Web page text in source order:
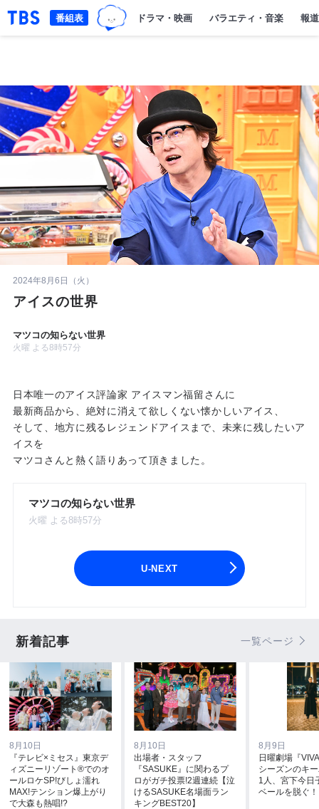
「TBSテレビ｜ときめくときを。」トップページ
ドラマ・映画 バラエティ・音楽 報
番組表
2024年8月6日（火）
アイスの世界
マツコの知らない世界
火曜 よる8時57分
日本唯一のアイス評論家 アイスマン福留さんに
最新商品から、絶対に消えて欲しくない懐かしいアイス、
そして、地方に残るレジェンドアイスまで、未来に残したいア
イスを
マツコさんと熱く語りあって頂きました。
マツコの知らない世界
火曜 よる8時57分
U-NEXT
新着記事 一覧ページ
8月10日
『テレビ×ミセス』東京デ
ィズニーリゾート®でのオ
ールロケSP!びしょ濡れ
MAX!テンション爆上がり
で大森も熱唱!?
8月10日
出場者・スタッフ
『SASUKE』に関わるプ
ロがガチ投票!2週連続【泣
けるSASUKE名場面ラン
キングBEST20】
8月9日
日曜劇場『
シーズンのキ
1人、宮下今日
ベールを脱ぐ！